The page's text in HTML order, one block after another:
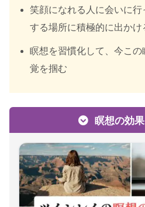
笑顔になれる人に会いに行
する場所に積極的に出かけ
瞑想を習慣化して、今こ
覚を掴む
瞑想の効